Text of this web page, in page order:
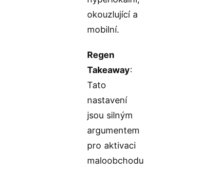
okouzlující a
mobilní.
Regen
Takeaway:
Tato
nastavení
jsou silným
argumentem
pro aktivaci
maloobchodu